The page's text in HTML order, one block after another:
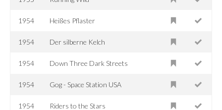
1954 Heißes Pflaster
1954 Der silberne Kelch
1954 Down Three Dark Streets
1954 Gog - Space Station USA
1954 Riders to the Stars